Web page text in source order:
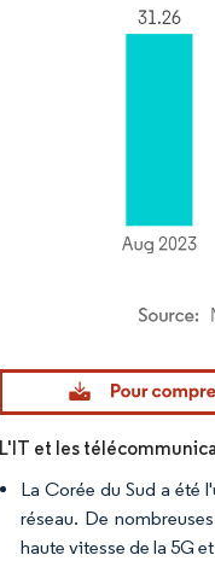
Image © Mordor Intelligence. La
L'IT et les
La Corée du Sud a été
réseau. De
haute vitesse de la 5G